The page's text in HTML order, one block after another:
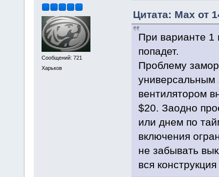
Сообщений: 721
Харьков
Цитата: Max от
При варианте 1
попадет.
Проблему
универсальным
вентилятором
$20. Заодно
или днем по
включения
не забывать
вся